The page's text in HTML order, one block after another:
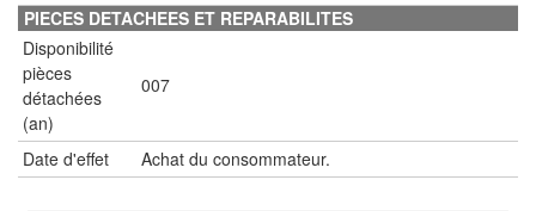
PIECES DETACHEES ET REPARABILITES
Disponibilité
pièces
détachées
(an)
007
Date d'effet Achat du consommateur.